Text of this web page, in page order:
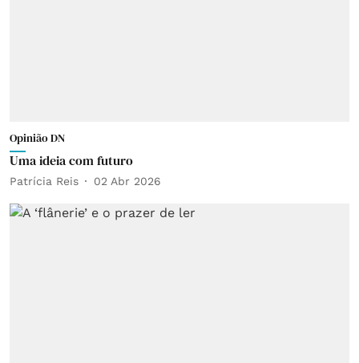
Opinião DN
Uma ideia com futuro
Patrícia Reis 02 Abr 2026